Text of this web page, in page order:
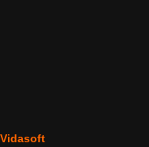
Vidasoft